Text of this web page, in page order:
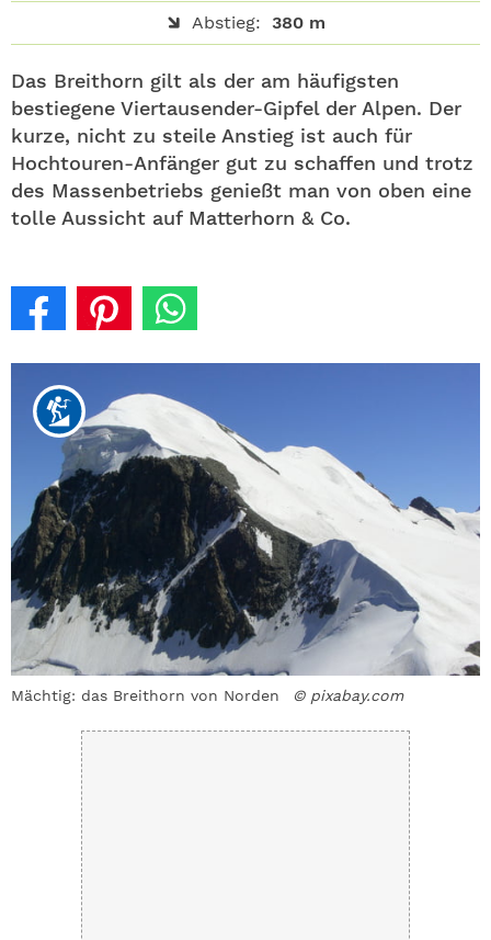
Abstieg: 380 m
Das Breithorn gilt als der am häufigsten
bestiegene Viertausender-Gipfel der Alpen. Der
kurze, nicht zu steile Anstieg ist auch für
Hochtouren-Anfänger gut zu schaffen und trotz
des Massenbetriebs genießt man von oben eine
tolle Aussicht auf Matterhorn & Co.
Mächtig: das Breithorn von Norden © pixabay.com